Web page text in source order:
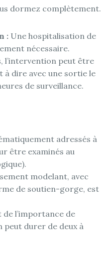
dormez complètement.
: Une hospitalisation de
nécessaire.
l’intervention peut être
à dire avec une sortie le
de surveillance.
adressés à
être examinés au
modelant, avec
de soutien-gorge, est
l’importance de
peut durer de deux à